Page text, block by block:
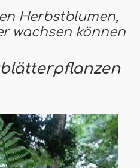
Herbstblumen,
wachsen können